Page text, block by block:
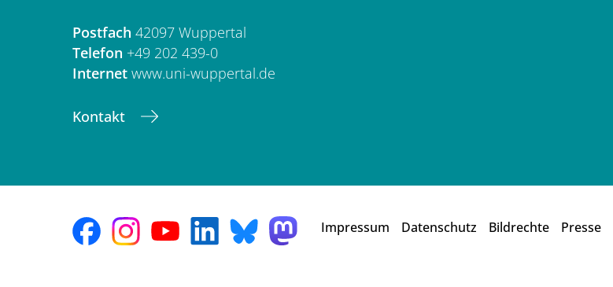
Postfach 42097 Wuppertal
Telefon +49 202 439-0
Internet www.uni-wuppertal.de
Kontakt
Impressum Datenschutz Bildrechte Presse